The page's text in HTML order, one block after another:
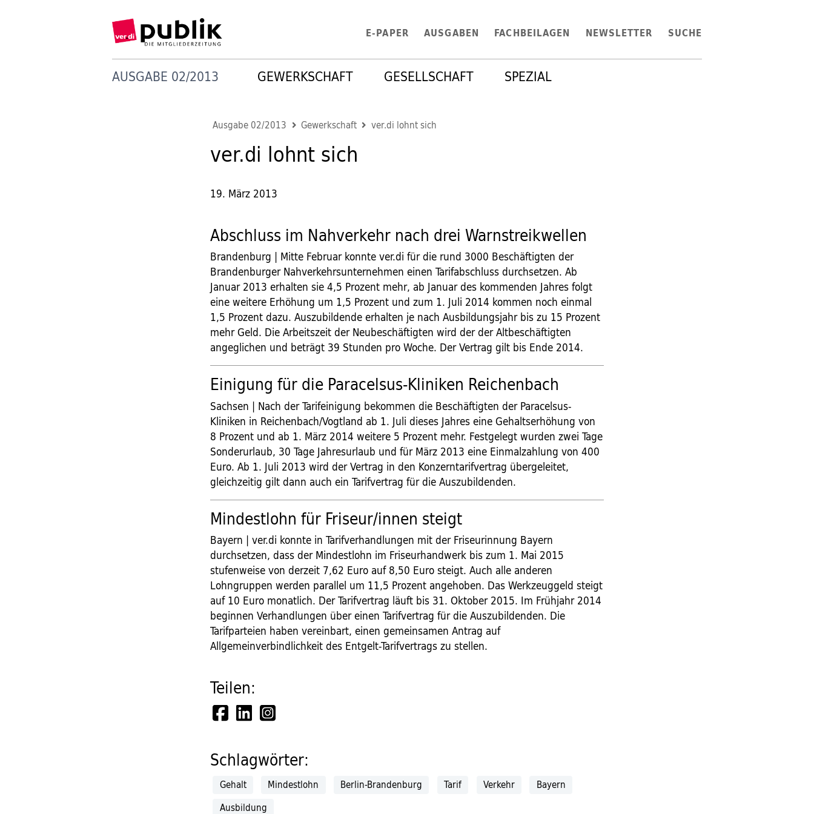
E-PAPER AUSGABEN FACHBEILAGEN NEWSLETTER SUCHE
AUSGABE 02/2013 GEWERKSCHAFT GESELLSCHAFT SPEZIAL
Ausgabe 02/2013 Gewerkschaft ver.di lohnt sich
ver.di lohnt sich
19. März 2013
Abschluss im Nahverkehr nach drei Warnstreikwellen
Brandenburg | Mitte Februar konnte ver.di für die rund 3000 Beschäftigten der
Brandenburger Nahverkehrsunternehmen einen Tarifabschluss durchsetzen. Ab
Januar 2013 erhalten sie 4,5 Prozent mehr, ab Januar des kommenden Jahres folgt
eine weitere Erhöhung um 1,5 Prozent und zum 1. Juli 2014 kommen noch einmal
1,5 Prozent dazu. Auszubildende erhalten je nach Ausbildungsjahr bis zu 15 Prozent
mehr Geld. Die Arbeitszeit der Neubeschäftigten wird der der Altbeschäftigten
angeglichen und beträgt 39 Stunden pro Woche. Der Vertrag gilt bis Ende 2014.
Einigung für die Paracelsus-Kliniken Reichenbach
Sachsen | Nach der Tarifeinigung bekommen die Beschäftigten der Paracelsus-
Kliniken in Reichenbach/Vogtland ab 1. Juli dieses Jahres eine Gehaltserhöhung von
8 Prozent und ab 1. März 2014 weitere 5 Prozent mehr. Festgelegt wurden zwei Tage
Sonderurlaub, 30 Tage Jahresurlaub und für März 2013 eine Einmalzahlung von 400
Euro. Ab 1. Juli 2013 wird der Vertrag in den Konzerntarifvertrag übergeleitet,
gleichzeitig gilt dann auch ein Tarifvertrag für die Auszubildenden.
Mindestlohn für Friseur/innen steigt
Bayern | ver.di konnte in Tarifverhandlungen mit der Friseurinnung Bayern
durchsetzen, dass der Mindestlohn im Friseurhandwerk bis zum 1. Mai 2015
stufenweise von derzeit 7,62 Euro auf 8,50 Euro steigt. Auch alle anderen
Lohngruppen werden parallel um 11,5 Prozent angehoben. Das Werkzeuggeld steigt
auf 10 Euro monatlich. Der Tarifvertrag läuft bis 31. Oktober 2015. Im Frühjahr 2014
beginnen Verhandlungen über einen Tarifvertrag für die Auszubildenden. Die
Tarifparteien haben vereinbart, einen gemeinsamen Antrag auf
Allgemeinverbindlichkeit des Entgelt-Tarifvertrags zu stellen.
Teilen:
Schlagwörter:
Gehalt Mindestlohn Berlin-Brandenburg Tarif Verkehr
Bayern
Ausbildung